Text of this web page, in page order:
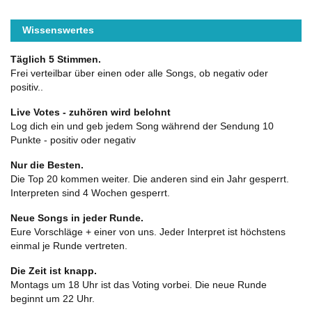
Wissenswertes
Täglich 5 Stimmen.
Frei verteilbar über einen oder alle Songs, ob negativ oder
positiv..
Live Votes - zuhören wird belohnt
Log dich ein und geb jedem Song während der Sendung 10
Punkte - positiv oder negativ
Nur die Besten.
Die Top 20 kommen weiter. Die anderen sind ein Jahr gesperrt.
Interpreten sind 4 Wochen gesperrt.
Neue Songs in jeder Runde.
Eure Vorschläge + einer von uns. Jeder Interpret ist höchstens
einmal je Runde vertreten.
Die Zeit ist knapp.
Montags um 18 Uhr ist das Voting vorbei. Die neue Runde
beginnt um 22 Uhr.